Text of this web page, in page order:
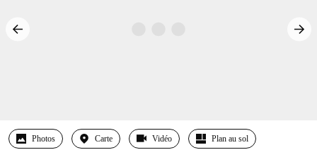
Photos Carte Vidéo Plan au sol